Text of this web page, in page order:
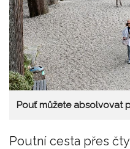
Pouť můžete absolvovat
Poutní cesta přes